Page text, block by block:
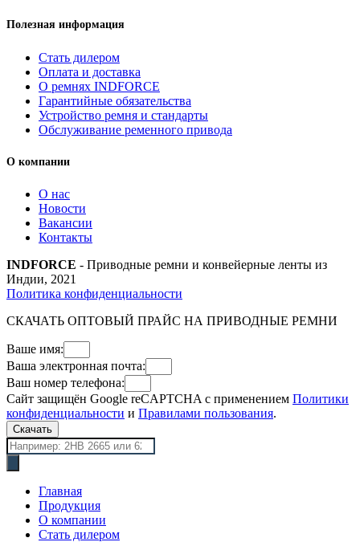
Полезная информация
Стать дилером
Оплата и доставка
О ремнях INDFORCE
Гарантийные обязательства
Устройство ремня и стандарты
Обслуживание ременного привода
О компании
О нас
Новости
Вакансии
Контакты
INDFORCE - Приводные ремни и конвейерные ленты из
Индии, 2021
Политика конфиденциальности
СКАЧАТЬ ОПТОВЫЙ ПРАЙС НА ПРИВОДНЫЕ РЕМНИ
Ваше имя:
Ваша электронная почта:
Ваш номер телефона:
Сайт защищён Google reCAPTCHA с применением Политики
конфиденциальности и Правилами пользования.
Скачать
Поиск
товаров
Главная
Продукция
О компании
Стать дилером